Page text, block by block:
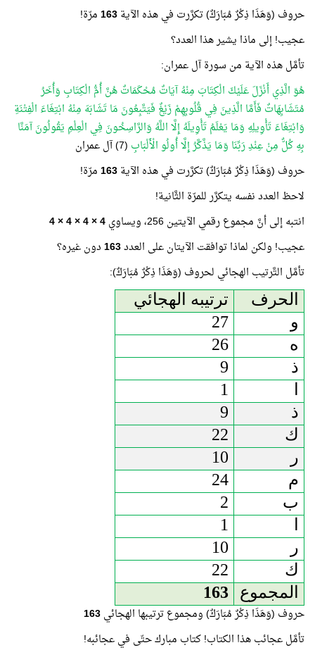
حروف (وَهَذَا ذِكْرٌ مُبَارَكٌ) تكرَّرت في هذه الآية163مرّة!
عجيب! إلى ماذا يشير هذا العدد؟
تأمَّل هذه الآية من سورة آل عمران:
هُوَ الَّذِي أَنْزَلَ عَلَيْكَ الْكِتَابَ مِنْهُ آيَاتٌ مُحْكَمَاتٌ هُنَّ أُمُّ الْكِتَابِ وَأُخَرُ
مُتَشَابِهَاتٌ فَأَمَّا الَّذِينَ فِي قُلُوبِهِمْ زَيْغٌ فَيَتَّبِعُونَ مَا تَشَابَهَ مِنْهُ ابْتِغَاءَ الْفِتْنَةِ
وَابْتِغَاءَ تَأْوِيلِهِ وَمَا يَعْلَمُ تَأْوِيلَهُ إِلَّا اللَّهُ وَالرَّاسِخُونَ فِي الْعِلْمِ يَقُولُونَ آمَنَّا
بِهِ كُلٌّ مِنْ عِنْدِ رَبِّنَا وَمَا يَذَّكَّرُ إِلَّا أُولُو الْأَلْبَابِ (7) آل عمران
حروف (وَهَذَا ذِكْرٌ مُبَارَكٌ) تكرَّرت في هذه الآية163مرّة!
لاحظ العدد نفسه يتكرَّر للمرّة الثَّانية!
انتبه إلى أنَّ مجموع رقمي الآيتين 256، ويساوي
4 × 4 × 4 × 4
عجيب! ولكن لماذا توافقت الآيتان على العدد163دون غيره؟
تأمَّل التَّرتيب الهجائي لحروف (وَهَذَا ذِكْرٌ مُبَارَكٌ):
الحرف
ترتيبه الهجائي
و
27
ه
26
ذ
9
1
ذ
9
ك
22
ر
10
م
24
ب
2
1
ر
10
ك
22
المجموع
163
حروف (وَهَذَا ذِكْرٌ مُبَارَكٌ) ومجموع ترتيبها الهجائي163
تأمَّل عجائب هذا الكتاب! كتاب مبارك حتّى في عجائبه!